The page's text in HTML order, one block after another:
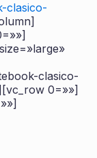
clasico-
clasico-
0=»»]